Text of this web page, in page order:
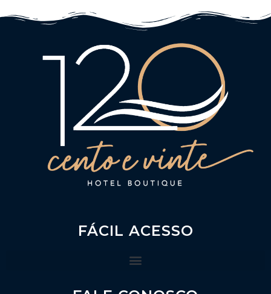
FÁCIL ACESSO